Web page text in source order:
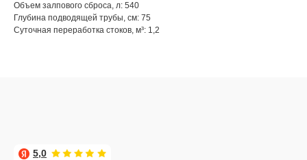
Объем залпового сброса, л: 540
Глубина подводящей трубы, см: 75
Суточная переработка стоков, м³: 1,2
5,0